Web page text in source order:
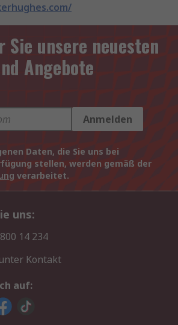
Sie unsere neuesten
Angebote
Anmelden
Daten, die Sie uns bei
stellen, werden gemäß der
verarbeitet.
uns:
14 234
Kontakt
auf: